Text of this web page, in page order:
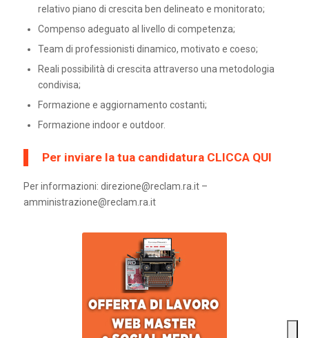
relativo piano di crescita ben delineato e monitorato;
Compenso adeguato al livello di competenza;
Team di professionisti dinamico, motivato e coeso;
Reali possibilità di crescita attraverso una metodologia
condivisa;
Formazione e aggiornamento costanti;
Formazione indoor e outdoor.
Per inviare la tua candidatura CLICCA QUI
Per informazioni: direzione@reclam.ra.it –
amministrazione@reclam.ra.it